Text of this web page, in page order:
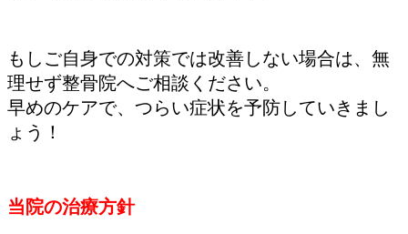
もしご自身での対策では改善しない場合は、無
理せず整骨院へご相談ください。
早めのケアで、つらい症状を予防していきまし
ょう！
当院の治療方針